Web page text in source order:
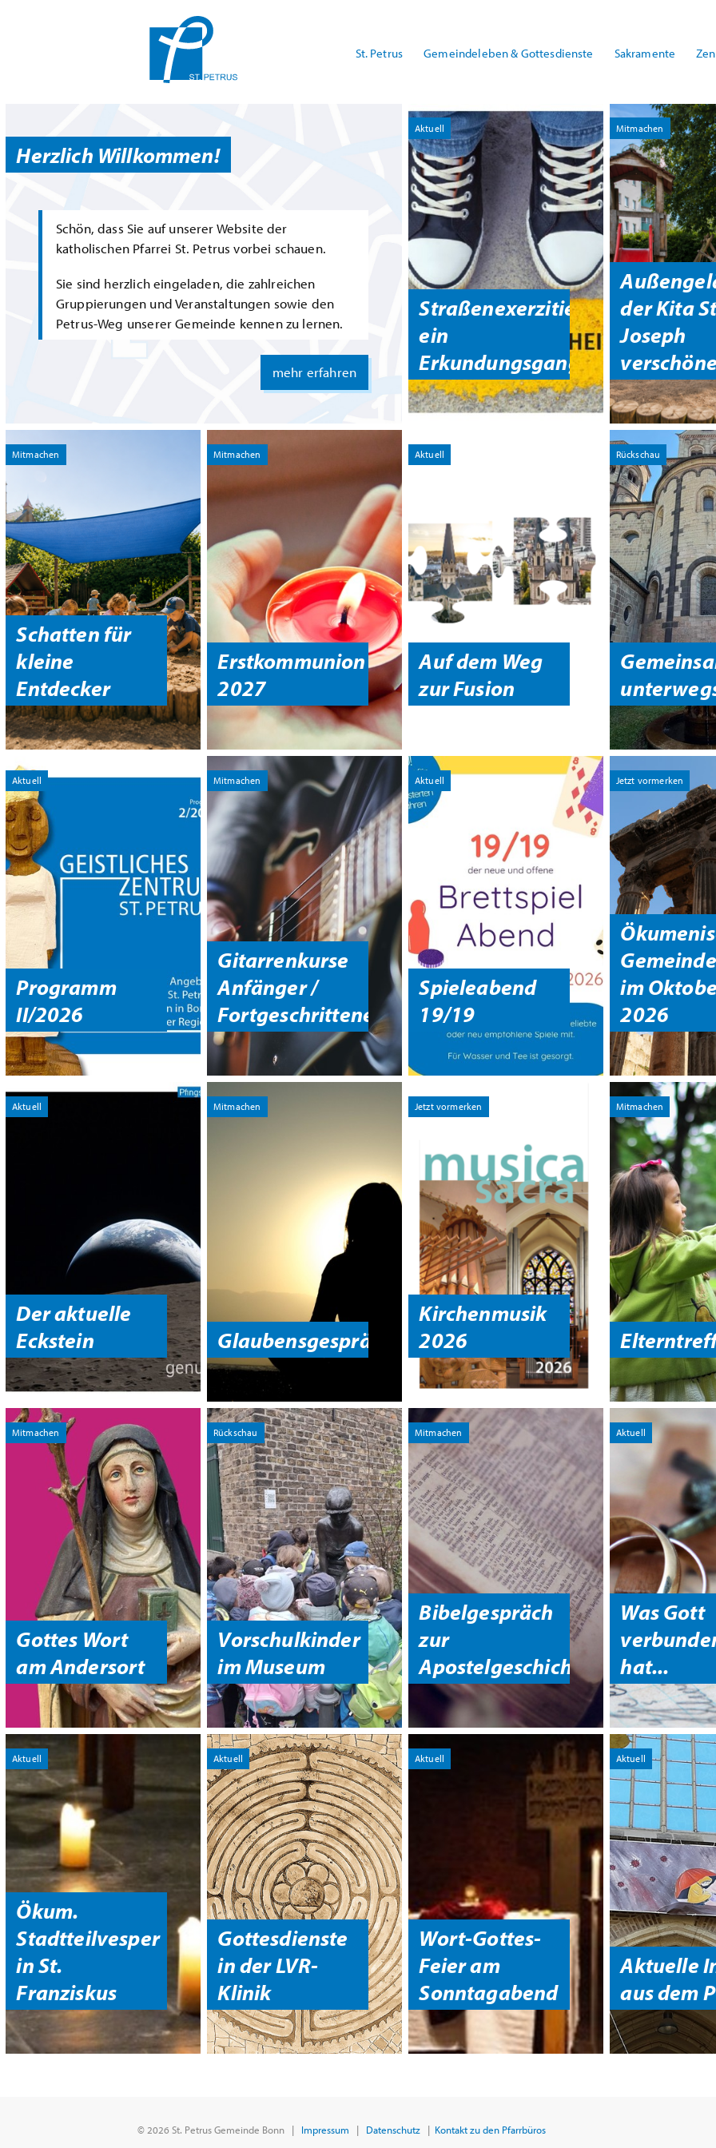
St. Petrus Gemeindeleben & Gottesdienste Sakramente
Herzlich Willkommen!
Schön, dass Sie auf unserer Website der
katholischen Pfarrei St. Petrus vorbei schauen.
Sie sind herzlich eingeladen, die zahlreichen
Gruppierungen und Veranstaltungen sowie den
Petrus-Weg unserer Gemeinde kennen zu lernen.
mehr erfahren
Aktuell
Straßenexerzitien
ein
Erkundungsgang
Mitmachen
der Kita
Joseph
Mitmachen
Schatten für
kleine
Entdecker
Mitmachen
Erstkommunion
2027
Aktuell
Auf dem Weg
zur Fusion
Rückschau
Aktuell
Programm
II/2026
Mitmachen
Gitarrenkurse
Anfänger /
Fortgeschrittene
Aktuell
Spieleabend
19/19
Jetzt vormerken
im
2026
Aktuell
Der aktuelle
Eckstein
Mitmachen
Glaubensgesprächskreis
Jetzt vormerken
Kirchenmusik
2026
Mitmachen
Mitmachen
Gottes Wort
am Andersort
Rückschau
Vorschulkinder
im Museum
Mitmachen
Bibelgespräch
zur
Apostelgeschichte
Aktuell
Was Gott
hat...
Aktuell
Ökum.
Stadtteilvesper
in St.
Franziskus
Aktuell
Gottesdienste
in der LVR-
Klinik
Aktuell
Wort-Gottes-
Feier am
Sonntagabend
Aktuell
Aktuelle
aus dem
© 2026 St. Petrus Gemeinde Bonn | Impressum | Datenschutz | Kontakt zu den Pfarrbüros